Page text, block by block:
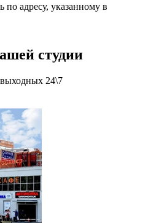
адресу, указанному в
студии
24\7